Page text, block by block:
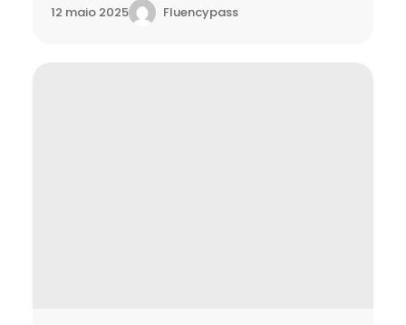
12 maio 2025 Fluencypass